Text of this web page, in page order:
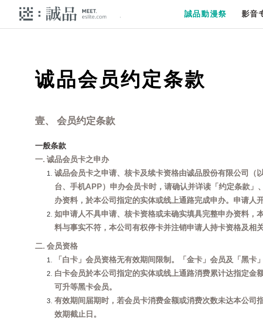
誠品動漫祭 影音
诚品会员约定条款
壹、 会员约定条款
一般条款
一. 诚品会员卡之申办
诚品会员卡之申请、核卡及续卡资格由诚品股份有限公司（
台、手机APP）申办会员卡时，请确认并详读「约定条款
办资料，於本公司指定的实体或线上通路完成申办。申请人
如申请人不具申请、核卡资格或未确实填具完整申办资料，
料与事实不符，本公司有权停卡并注销申请人持卡资格及相关
二. 会员资格
「白卡」会员资格无有效期间限制。「金卡」会员及「黑卡
白卡会员於本公司指定的实体或线上通路消费累计达指定
可升等黑卡会员。
有效期间届期时，若会员卡消费金额或消费次数未达本公司
效期截止日。